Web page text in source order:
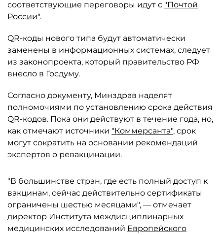
соответствующие переговоры идут с "Почтой
России".
QR-коды нового типа будут автоматически
заменены в информационных системах, следует
из законопроекта, который правительство РФ
внесло в Госдуму.
Согласно документу, Минздрав наделят
полномочиями по установлению срока действия
QR-кодов. Пока они действуют в течение года, но,
как отмечают источники "Коммерсанта", срок
могут сократить на основании рекомендаций
экспертов о ревакцинации.
"В большинстве стран, где есть полный доступ к
вакцинам, сейчас действительно сертификаты
ограничены шестью месяцами", — отмечает
директор Института междисциплинарных
медицинских исследований Европейского